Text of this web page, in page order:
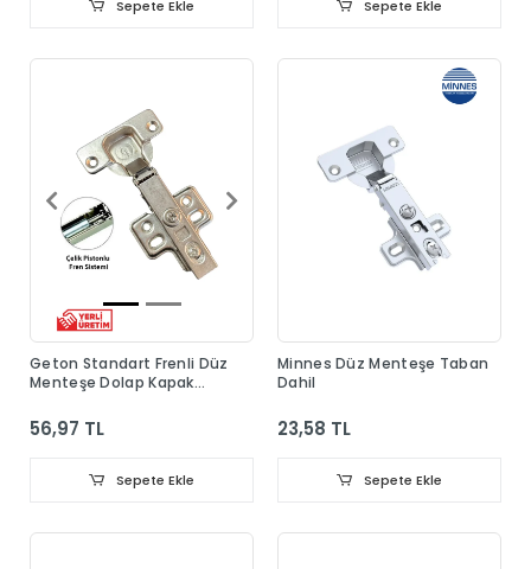
Sepete Ekle Sepete Ekle
Geton Standart Frenli Düz
Menteşe Dolap Kapak
56,97 TL
Sepete Ekle
Minnes Düz Menteşe Taban
Dahil
23,58 TL
Sepete Ekle